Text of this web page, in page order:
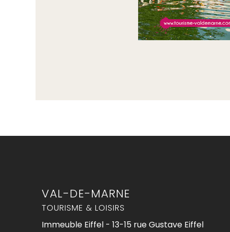
VAL-DE-MARNE
TOURISME & LOISIRS
Immeuble Eiffel - 13-15 rue Gustave Eiffel